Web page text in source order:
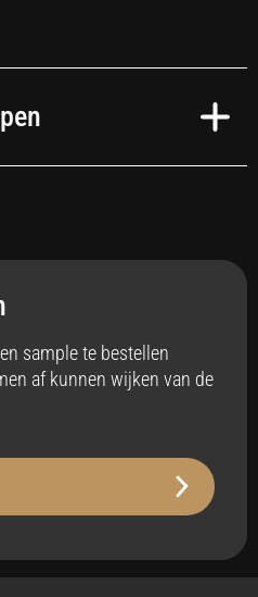
sample te bestellen
af kunnen wijken van de